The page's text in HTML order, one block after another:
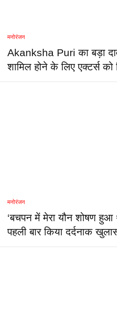
मनोरंजन
Akanksha Puri का बड़ा
शामिल होने के लिए एक्टर्स को
मनोरंजन
‘बचपन में मेरा यौन शोषण
पहली बार किया दर्दनाक